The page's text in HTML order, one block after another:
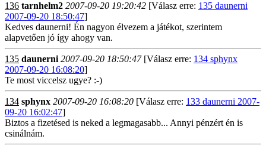
136 tarnhelm2 2007-09-20 19:20:42 [Válasz erre: 135 daunerni
2007-09-20 18:50:47]
Kedves daunerni! Én nagyon élvezem a játékot, szerintem
alapvetően jó így ahogy van.
135 daunerni 2007-09-20 18:50:47[Válasz erre: 134 sphynx
2007-09-20 16:08:20]
Te most viccelsz ugye? :-)
134 sphynx 2007-09-20 16:08:20 [Válasz erre: 133 daunerni 2007-
09-20 16:02:47]
Biztos a fizetésed is neked a legmagasabb... Annyi pénzért én is
csinálnám.